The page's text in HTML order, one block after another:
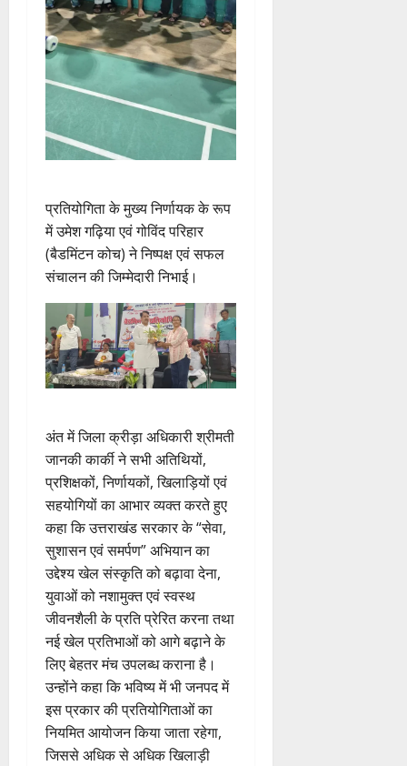
प्रतियोगिता के मुख्य निर्णायक के रूप
में उमेश गढ़िया एवं गोविंद परिहार
(बैडमिंटन कोच) ने निष्पक्ष एवं सफल
संचालन की जिम्मेदारी निभाई।
अंत में जिला क्रीड़ा अधिकारी श्रीमती
जानकी कार्की ने सभी अतिथियों,
प्रशिक्षकों, निर्णायकों, खिलाड़ियों एवं
सहयोगियों का आभार व्यक्त करते हुए
कहा कि उत्तराखंड सरकार के “सेवा,
सुशासन एवं समर्पण” अभियान का
उद्देश्य खेल संस्कृति को बढ़ावा देना,
युवाओं को नशामुक्त एवं स्वस्थ
जीवनशैली के प्रति प्रेरित करना तथा
नई खेल प्रतिभाओं को आगे बढ़ाने के
लिए बेहतर मंच उपलब्ध कराना है।
उन्होंने कहा कि भविष्य में भी जनपद में
इस प्रकार की प्रतियोगिताओं का
नियमित आयोजन किया जाता रहेगा,
जिससे अधिक से अधिक खिलाड़ी